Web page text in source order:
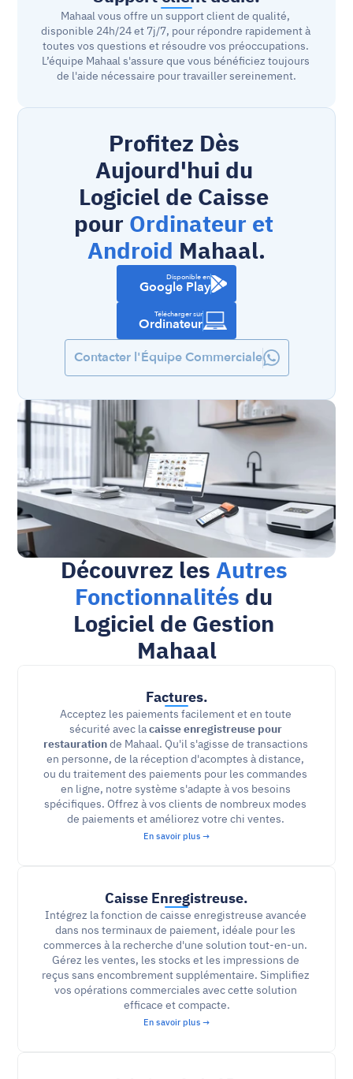
Mahaal vous offre un support client de qualité,
disponible 24h/24 et 7j/7, pour répondre rapidement à
toutes vos questions et résoudre vos préoccupations.
L’équipe Mahaal s'assure que vous bénéficiez toujours
de l'aide nécessaire pour travailler sereinement.
Profitez Dès
Aujourd'hui du
Logiciel de Caisse
pour Ordinateur et
Android Mahaal.
Disponible en
Google Play
Télécharger sur
Ordinateur
Contacter l'Équipe Commerciale
Découvrez les Autres
Fonctionnalités du
Logiciel de Gestion
Mahaal
Factures.
Acceptez les paiements facilement et en toute
sécurité avec la caisse enregistreuse pour
restauration de Mahaal. Qu'il s'agisse de transactions
en personne, de la réception d'acomptes à distance,
ou du traitement des paiements pour les commandes
en ligne, notre système s'adapte à vos besoins
spécifiques. Offrez à vos clients de nombreux modes
de paiements et améliorez votre chi ventes.
En savoir plus →
Caisse Enregistreuse.
Intégrez la fonction de caisse enregistreuse avancée
dans nos terminaux de paiement, idéale pour les
commerces à la recherche d'une solution tout-en-un.
Gérez les ventes, les stocks et les impressions de
reçus sans encombrement supplémentaire. Simplifiez
vos opérations commerciales avec cette solution
efficace et compacte.
En savoir plus →